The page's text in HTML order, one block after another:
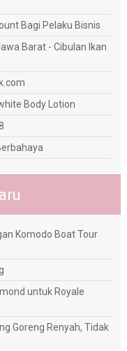
Bagi Pelaku Bisnis
Barat - Cibulan Ikan
Body Lotion
Komodo Boat Tour
untuk Royale
Goreng Renyah, Tidak